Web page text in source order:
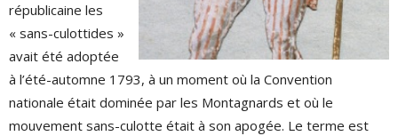
républicaine les
« sans-culottides »
avait été adoptée
à l’été-automne 1793, à un moment où la Convention
nationale était dominée par les Montagnards et où le
mouvement sans-culotte était à son apogée. Le terme est